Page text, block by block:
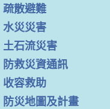
疏散避難
水災災害
土石流災害
防救災資通訊
收容救助
防災地圖及計畫